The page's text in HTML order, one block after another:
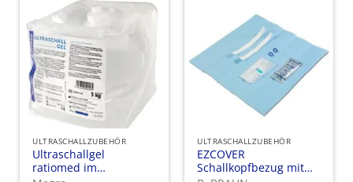
ULTRASCHALLZUBEHÖR
Ultraschallgel
ratiomed im
ULTRASCHALLZUBEHÖR
EZCOVER
Schallkopfbezug mit